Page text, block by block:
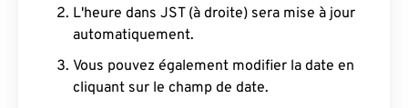
L'heure dans JST (à droite) sera mise à jour
automatiquement.
Vous pouvez également modifier la date en
cliquant sur le champ de date.